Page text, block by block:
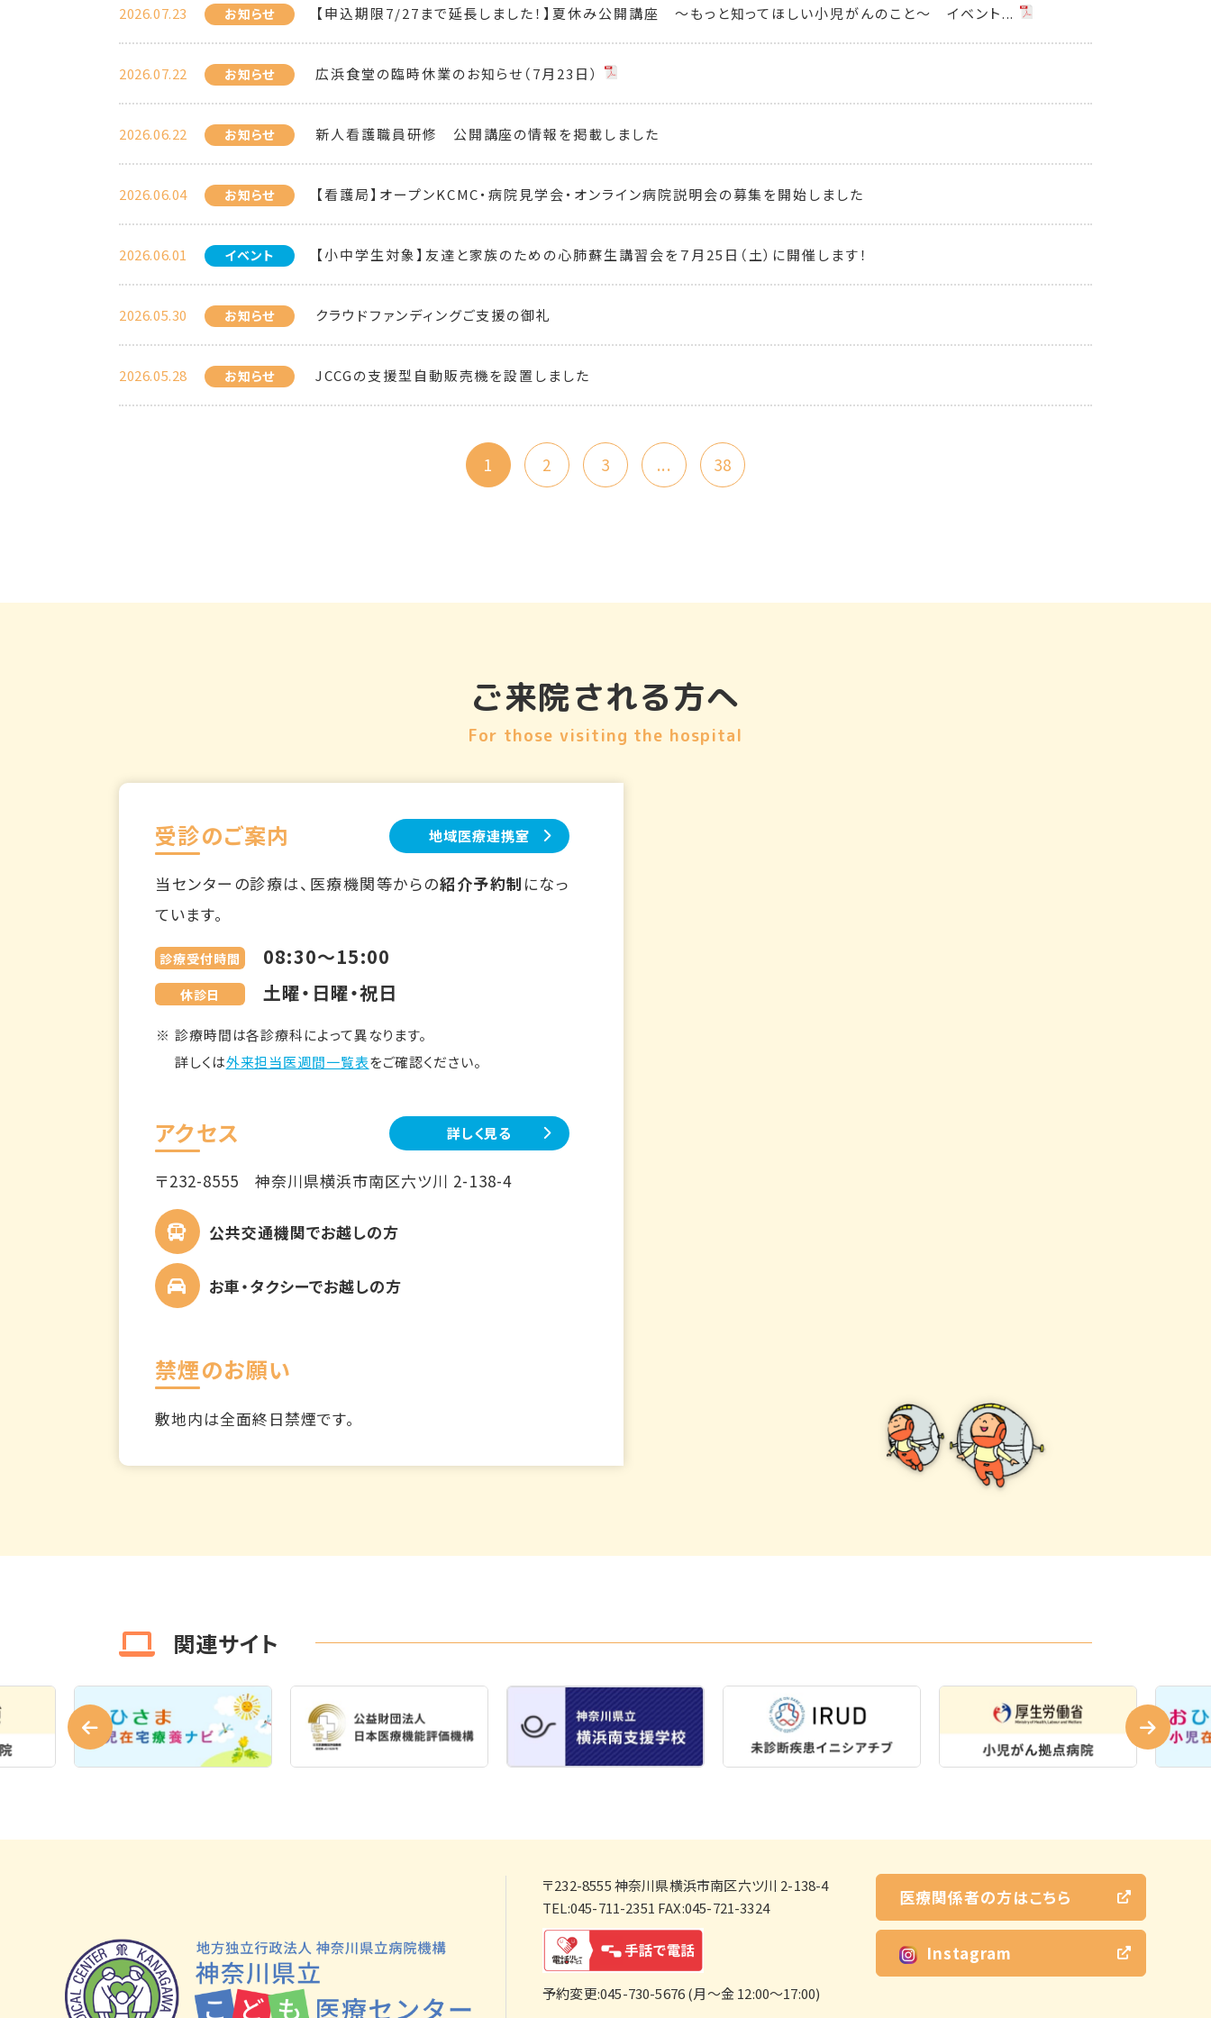
2026.07.23 お知らせ 【申込期限7/27まで延長しました！】夏休み公開講座 ～もっと知ってほしい小児がんのこと～ イベント...
2026.07.22 お知らせ 広浜食堂の臨時休業のお知らせ（7月23日）
2026.06.22 お知らせ 新人看護職員研修 公開講座の情報を掲載しました
2026.06.04 お知らせ 【看護局】オープンKCMC・病院見学会・オンライン病院説明会の募集を開始しました
2026.06.01 イベント 【小中学生対象】友達と家族のための心肺蘇生講習会を７月25日（土）に開催します！
2026.05.30 お知らせ クラウドファンディングご支援の御礼
2026.05.28 お知らせ JCCGの支援型自動販売機を設置しました
1 2 3 ... 38
ご来院される方へ
For those visiting the hospital
受診のご案内 地域医療連携室
当センターの診療は、医療機関等からの紹介予約制 になっ
ています。
診療受付時間 08:30～15:00
休診日 土曜・日曜・祝日
診療時間は各診療科によって異なります。
詳しくは外来担当医週間一覧表をご確認ください。
アクセス 詳しく見る
〒232-8555神奈川県横浜市南区六ツ川 2-138-4
公共交通機関でお越しの方
お車・タクシーでお越しの方
禁煙のお願い
敷地内は全面終日禁煙です。
関連サイト
〒232-8555神奈川県横浜市南区六ツ川 2-138-4
TEL:045-711-2351 FAX:045-721-3324
予約変更:045-730-5676 (月～金 12:00～17:00)
医療関係者の方はこちら
Instagram